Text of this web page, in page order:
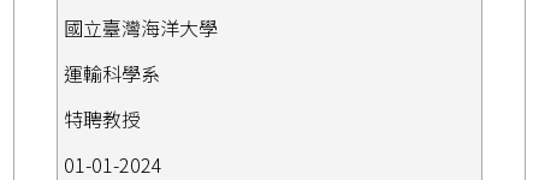
國立臺灣海洋大學
運輸科學系
特聘教授
01-01-2024